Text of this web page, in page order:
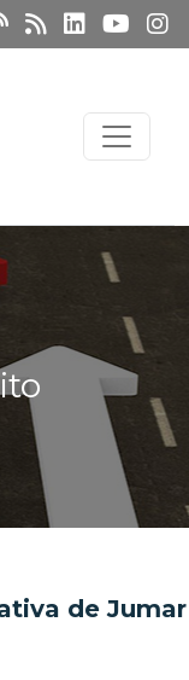
de Jumar